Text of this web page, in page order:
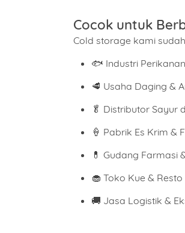
Cocok untuk
Cold storage kami
🐟 Industri
🥩 Usaha Daging &
🥬 Distributor Sayur
🍦 Pabrik Es Krim &
💊 Gudang Farmasi
🧁 Toko Kue & Resto
🚚 Jasa Logistik &